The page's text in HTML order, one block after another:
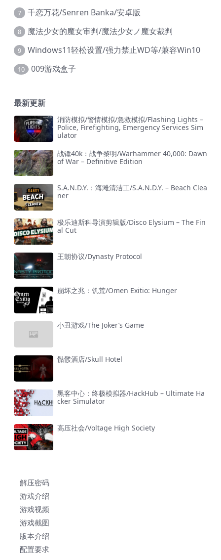
7 千恋万花/Senren Banka/安卓版
8 魔法少女的魔女审判/魔法少女ノ魔女裁判
9 Windows11轻松设置/强力禁止WD等/兼容Win10
10 009游戏盒子
最新更新
消防模拟/警情模拟/急救模拟/Flashing Lights –
Police, Firefighting, Emergency Services Sim
ulator
战锤40k：战争黎明/Warhammer 40,000: Dawn
of War – Definitive Edition
S.A.N.D.Y.：海滩清洁工/S.A.N.D.Y. – Beach Clea
ner
极乐迪斯科导演剪辑版/Disco Elysium – The Fin
al Cut
王朝协议/Dynasty Protocol
崩坏之兆：饥荒/Omen Exitio: Hunger
小丑游戏/The Joker’s Game
骷髅酒店/Skull Hotel
黑客中心：终极模拟器/HackHub – Ultimate Ha
cker Simulator
高压社会/Voltage High Society
解压密码
游戏介绍
游戏视频
游戏截图
版本介绍
配置要求